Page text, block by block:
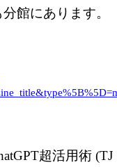
館にあります。
超活用術 (TJ